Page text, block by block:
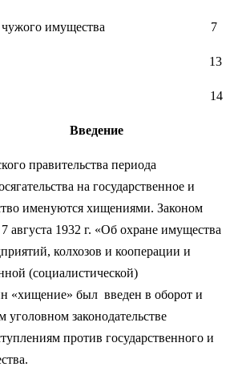
чужого имущества 7
13
14
правительства периода
на государственное и
именуются хищениями. Законом
1932 г. «Об охране имущества
колхозов и кооперации и
(социалистической)
«хищение» был введен в оборот и
уголовном законодательстве
против государственного и